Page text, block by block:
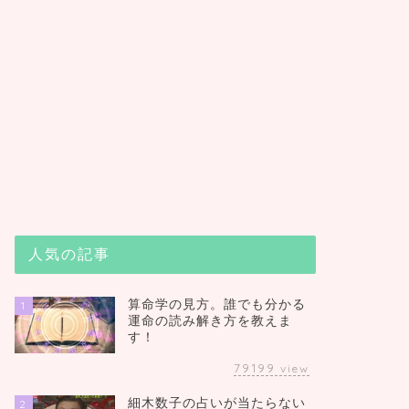
人気の記事
1
算命学の見方。誰でも分かる
運命の読み解き方を教えま
す！
79199 view
2 細木数子の占いが当たらない